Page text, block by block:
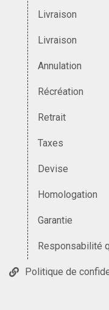
Livraison
Livraison
Annulation
Récréation
Retrait
Taxes
Devise
Homologation
Garantie
Responsabilité
Politique de